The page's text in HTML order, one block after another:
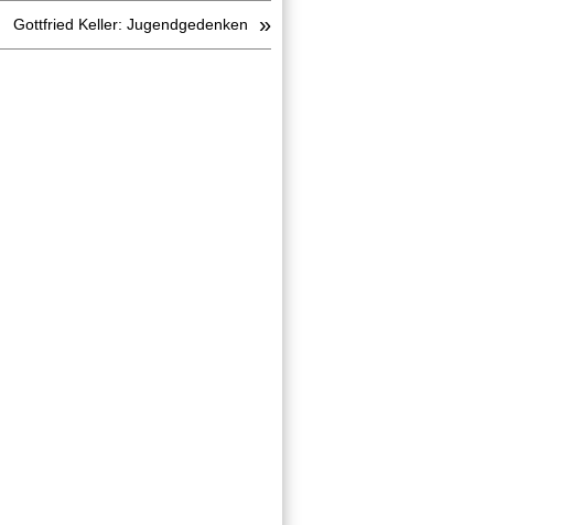
Gottfried Keller: Jugendgedenken »